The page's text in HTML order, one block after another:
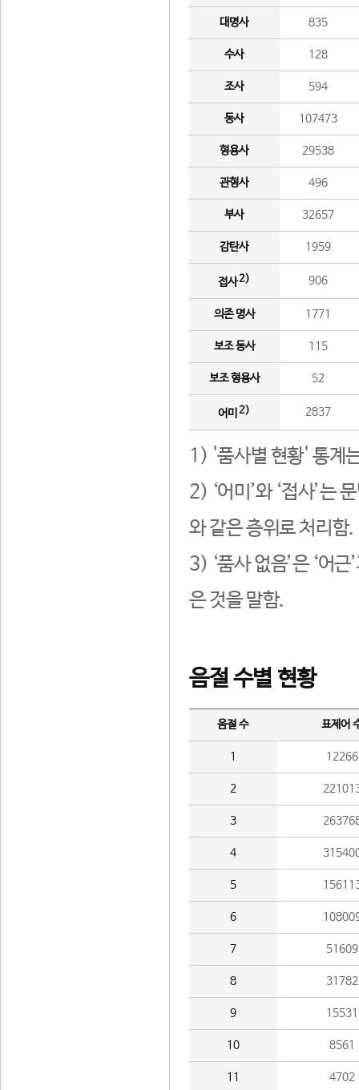
대명사 835
수사 128
조사 594
동사 107473
형용사 29538
관형사 496
부사 32657
감탄사 1959
접사2) 906
의존 명사 1771
보조 동사 115
보조 형용사 52
어미 2) 2837
1) '품사별 현황' 통계
2) ‘어미’와 ‘접사’는
와 같은 층위로 처리함.
3) ‘품사 없음’은 ‘어
은 것을 말함.
음절 수별 현황
음절 수 표제어
1 12266
2
3
4
5
6
7 51609
8 31782
9 15531
10 8561
11 4702